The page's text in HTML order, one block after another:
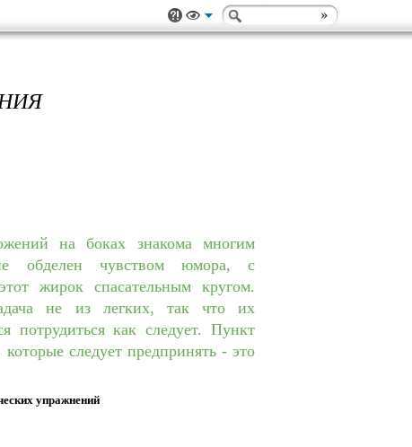
на боках знакома многим
обделен чувством юмора, с
жирок спасательным кругом.
не из легких, так что их
потрудиться как следует. Пункт
следует предпринять - это
упражнений